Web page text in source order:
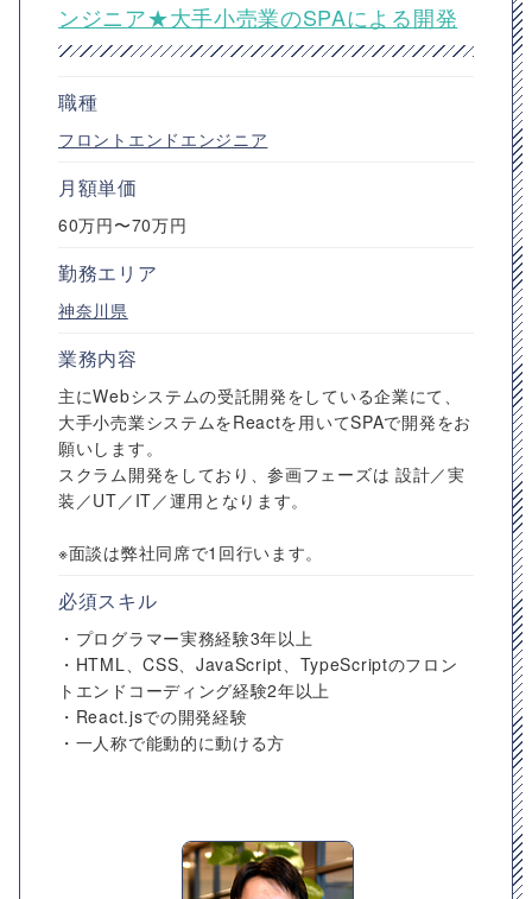
ンジニア★大手小売業のSPAによる開発
職種
フロントエンドエンジニア
月額単価
60万円〜70万円
勤務エリア
神奈川県
業務内容
主にWebシステムの受託開発をしている企業にて、
大手小売業システムをReactを用いてSPAで開発をお
願いします。
スクラム開発をしており、参画フェーズは 設計／実
装／UT／IT／運用となります。
※面談は弊社同席で1回行います。
必須スキル
・プログラマー実務経験3年以上
・HTML、CSS、JavaScript、TypeScriptのフロン
トエンドコーディング経験2年以上
・React.jsでの開発経験
・一人称で能動的に動ける方